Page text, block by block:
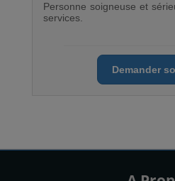
Personne soigneuse et
services.
Demander